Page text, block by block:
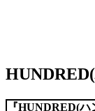
『HUNDRED(ハ